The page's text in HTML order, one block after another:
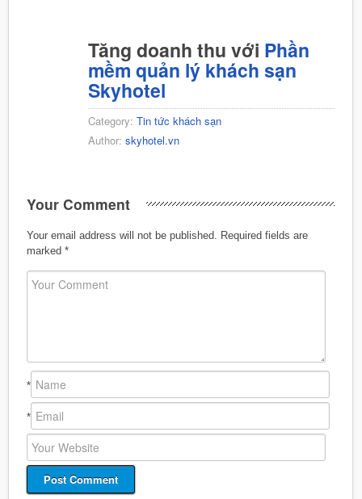
Tăng doanh thu với Phần
mềm quản lý khách sạn
Skyhotel
Category: Tin tức khách sạn
Author: skyhotel.vn
Your Comment
Your email address will not be published.
Required fields are
marked *
*
*